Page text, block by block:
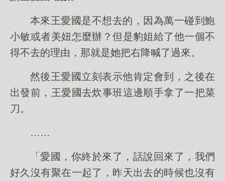
本來王愛國是不想去的，因為萬一碰到鮑
小敏或者美妞怎麼辦？但是豹姐給了他一個不
得不去的理由，那就是她把右降喊了過來。
然後王愛國立刻表示他肯定會到，之後在
出發前，王愛國去炊事班這邊順手拿了一把菜
刀。
……
「愛國，你終於來了，話說回來了，我們
好久沒有聚在一起了，昨天出去的時候也沒有